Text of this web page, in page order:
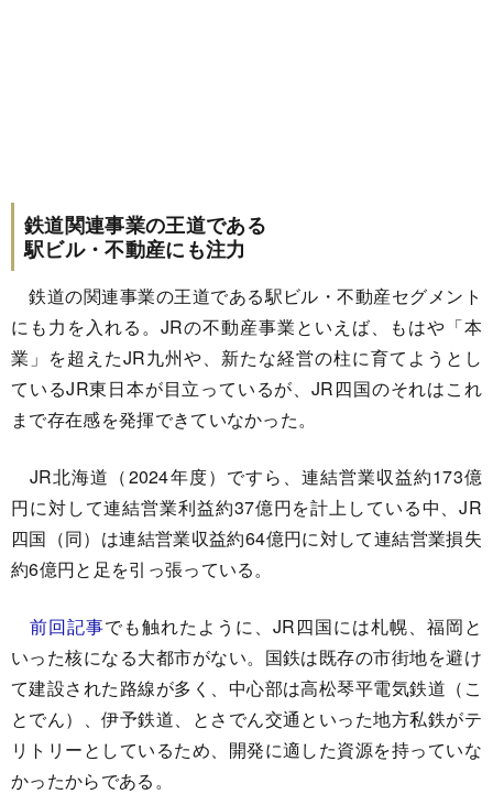
鉄道関連事業の王道である
駅ビル・不動産にも注力
鉄道の関連事業の王道である駅ビル・不動産セグメント
にも力を入れる。JRの不動産事業といえば、もはや「本
業」を超えたJR九州や、新たな経営の柱に育てようとし
ているJR東日本が目立っているが、JR四国のそれはこれ
まで存在感を発揮できていなかった。
JR北海道（2024年度）ですら、連結営業収益約173億
円に対して連結営業利益約37億円を計上している中、JR
四国（同）は連結営業収益約64億円に対して連結営業損失
約6億円と足を引っ張っている。
前回記事でも触れたように、JR四国には札幌、福岡と
いった核になる大都市がない。国鉄は既存の市街地を避け
て建設された路線が多く、中心部は高松琴平電気鉄道（こ
とでん）、伊予鉄道、とさでん交通といった地方私鉄がテ
リトリーとしているため、開発に適した資源を持っていな
かったからである。